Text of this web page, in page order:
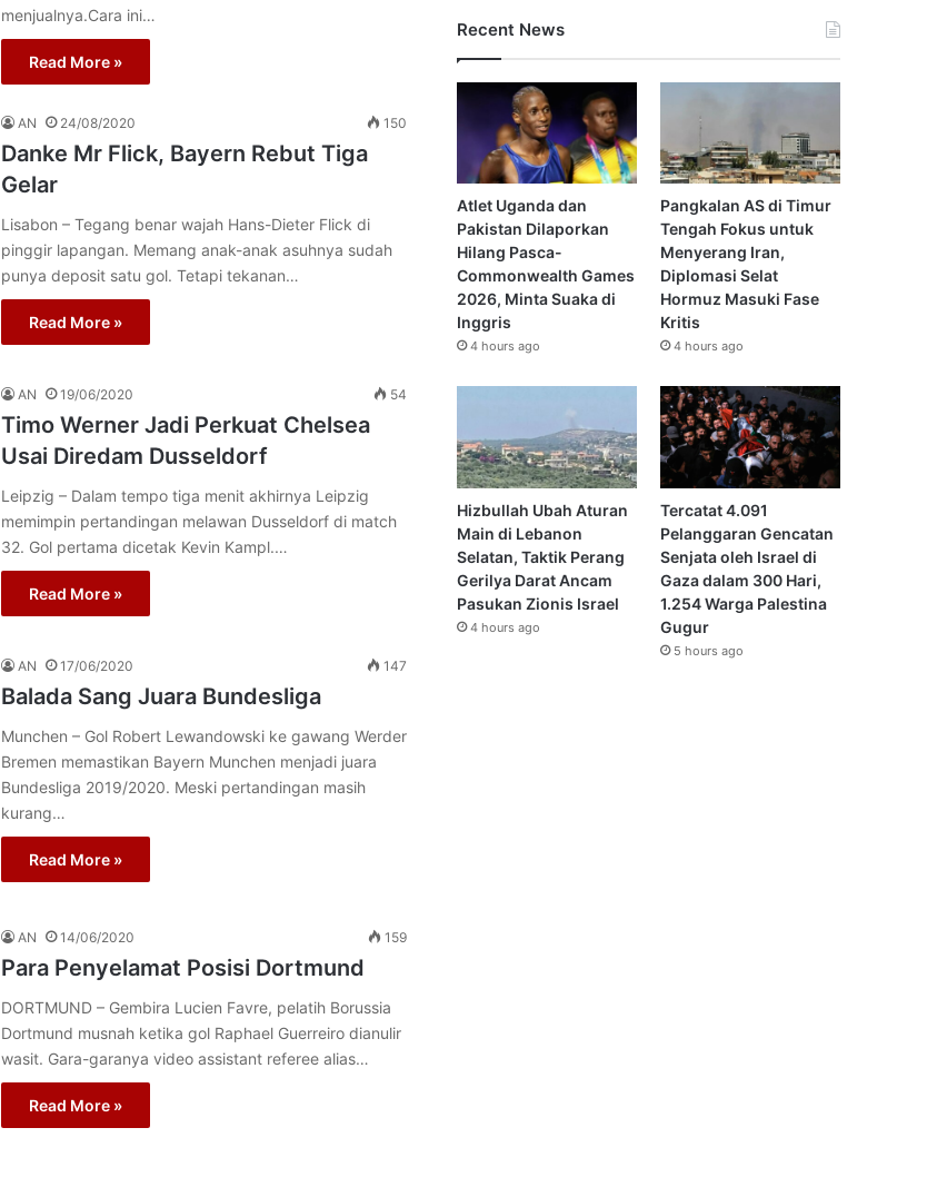
menjualnya.Cara ini…
Read More »
AN 24/08/2020 150
Danke Mr Flick, Bayern Rebut Tiga
Gelar
Lisabon – Tegang benar wajah Hans-Dieter Flick di
pinggir lapangan. Memang anak-anak asuhnya sudah
punya deposit satu gol. Tetapi tekanan…
Read More »
AN 19/06/2020 54
Timo Werner Jadi Perkuat Chelsea
Usai Diredam Dusseldorf
Leipzig – Dalam tempo tiga menit akhirnya Leipzig
memimpin pertandingan melawan Dusseldorf di match
32. Gol pertama dicetak Kevin Kampl.…
Read More »
AN 17/06/2020 147
Balada Sang Juara Bundesliga
Munchen – Gol Robert Lewandowski ke gawang Werder
Bremen memastikan Bayern Munchen menjadi juara
Bundesliga 2019/2020. Meski pertandingan masih
kurang…
Read More »
AN 14/06/2020 159
Para Penyelamat Posisi Dortmund
DORTMUND – Gembira Lucien Favre, pelatih Borussia
Dortmund musnah ketika gol Raphael Guerreiro dianulir
wasit. Gara-garanya video assistant referee alias…
Read More »
Recent News
Atlet Uganda dan
Pakistan Dilaporkan
Hilang Pasca-
Commonwealth Games
2026, Minta Suaka di
Inggris
4 hours ago
Pangkalan AS di Timur
Tengah Fokus untuk
Menyerang Iran,
Diplomasi Selat
Hormuz Masuki Fase
Kritis
4 hours ago
Hizbullah Ubah Aturan
Main di Lebanon
Selatan, Taktik Perang
Gerilya Darat Ancam
Pasukan Zionis Israel
4 hours ago
Tercatat 4.091
Pelanggaran Gencatan
Senjata oleh Israel di
Gaza dalam 300 Hari,
1.254 Warga Palestina
Gugur
5 hours ago